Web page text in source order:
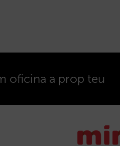
oficina a prop teu